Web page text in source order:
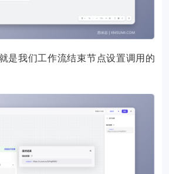
是我们工作流结束节点设置调用的